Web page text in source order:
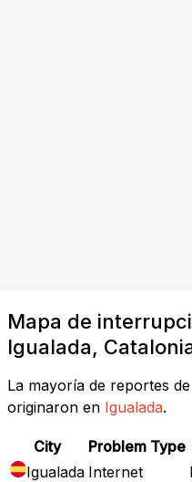
Mapa de
Igualada,
La mayoría de reportes
originaron en Igualada.
City Problem Type
Igualada Internet